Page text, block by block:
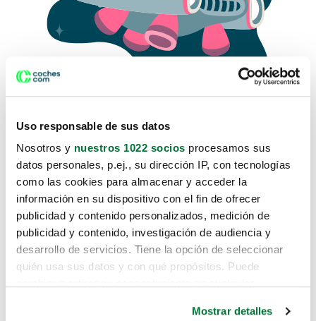
Uso responsable de sus datos
Nosotros y nuestros 1022 socios procesamos sus
datos personales, p.ej., su dirección IP, con tecnologías
como las cookies para almacenar y acceder la
información en su dispositivo con el fin de ofrecer
publicidad y contenido personalizados, medición de
publicidad y contenido, investigación de audiencia y
desarrollo de servicios. Tiene la opción de seleccionar
quién usa sus datos y con qué propósitos. Puede
Mostrar detalles
Lo sentimos, no sabemos como
te hemos traido hasta aquí.
Pero puedes encontrar el coche que estás
buscando en alguno de estos enlaces: